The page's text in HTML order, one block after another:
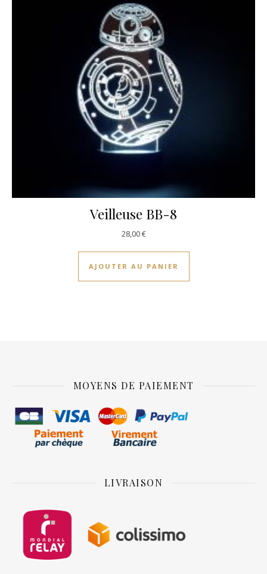
Veilleuse BB-8
28,00€
AJOUTER AU PANIER
MOYENS DE PAIEMENT
LIVRAISON